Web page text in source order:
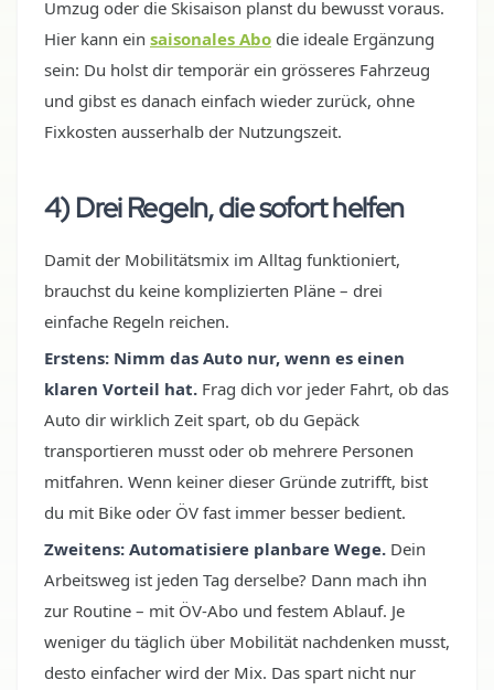
Umzug oder die Skisaison planst du bewusst voraus.
Hier kann ein saisonales Abo die ideale Ergänzung
sein: Du holst dir temporär ein grösseres Fahrzeug
und gibst es danach einfach wieder zurück, ohne
Fixkosten ausserhalb der Nutzungszeit.
4) Drei Regeln, die sofort helfen
Damit der Mobilitätsmix im Alltag funktioniert,
brauchst du keine komplizierten Pläne – drei
einfache Regeln reichen.
Erstens: Nimm das Auto nur, wenn es einen
klaren Vorteil hat. Frag dich vor jeder Fahrt, ob das
Auto dir wirklich Zeit spart, ob du Gepäck
transportieren musst oder ob mehrere Personen
mitfahren. Wenn keiner dieser Gründe zutrifft, bist
du mit Bike oder ÖV fast immer besser bedient.
Zweitens: Automatisiere planbare Wege. Dein
Arbeitsweg ist jeden Tag derselbe? Dann mach ihn
zur Routine – mit ÖV-Abo und festem Ablauf. Je
weniger du täglich über Mobilität nachdenken musst,
desto einfacher wird der Mix. Das spart nicht nur